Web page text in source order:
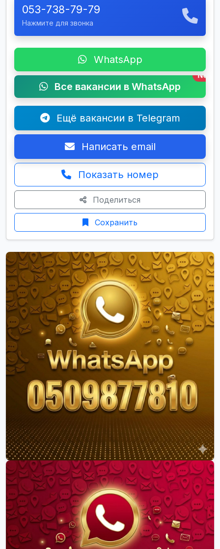
053-738-79-79
Нажмите для звонка
WhatsApp
Все вакансии в WhatsApp
New
Ещё вакансии в Telegram
Написать email
Показать номер
Поделиться
Сохранить